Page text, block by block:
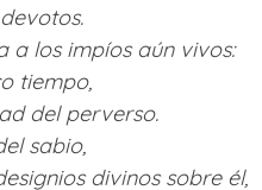
a los impíos aún vivos:
tiempo,
del perverso.
sabio,
divinos sobre él,